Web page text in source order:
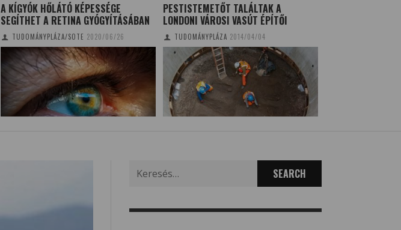
A KÍGYÓK HŐLÁTÓ KÉPESSÉGE
SEGÍTHET A RETINA GYÓGYÍTÁSÁBAN
TUDOMÁNYPLÁZA/SOTE 2020/06/26
PESTISTEMETŐT TALÁLTAK A
LONDONI VÁROSI VASÚT ÉPÍTŐI
TUDOMÁNYPLÁZA 2014/04/04
for: